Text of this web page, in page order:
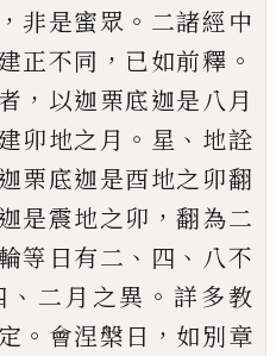
， 非是蜜眾 。 二諸經中
正不同 ， 已如前釋 。
， 以迦栗底迦是八月
卯地之月 。 星 、 地詮
栗底迦是酉地之卯翻
是震地之卯 ，翻為二
等日有二 、 四 、 八不
、 二月 之異 。 詳多教
。 會涅槃日 ， 如別章